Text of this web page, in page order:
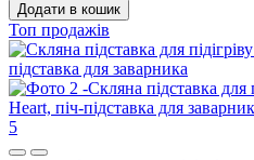
Додати в кошик
Топ продажів
5